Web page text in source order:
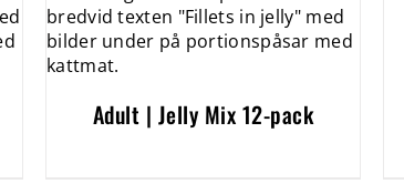
Adult | Jelly Mix 12-pack